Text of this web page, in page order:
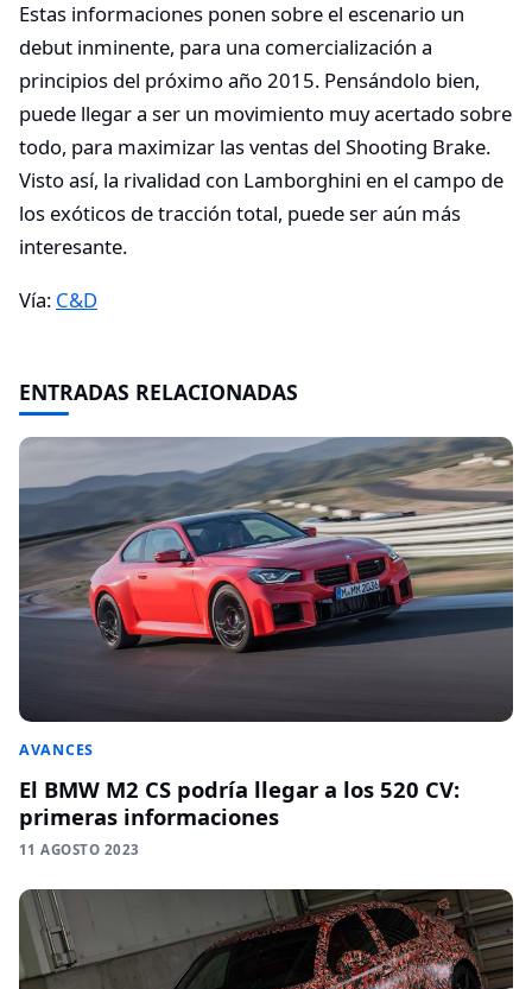
Estas informaciones ponen sobre el escenario un
debut inminente, para una comercialización a
principios del próximo año 2015. Pensándolo bien,
puede llegar a ser un movimiento muy acertado sobre
todo, para maximizar las ventas del Shooting Brake.
Visto así, la rivalidad con Lamborghini en el campo de
los exóticos de tracción total, puede ser aún más
interesante.
Vía: C&D
ENTRADAS RELACIONADAS
AVANCES
El BMW M2 CS podría llegar a los 520 CV:
primeras informaciones
11 AGOSTO 2023